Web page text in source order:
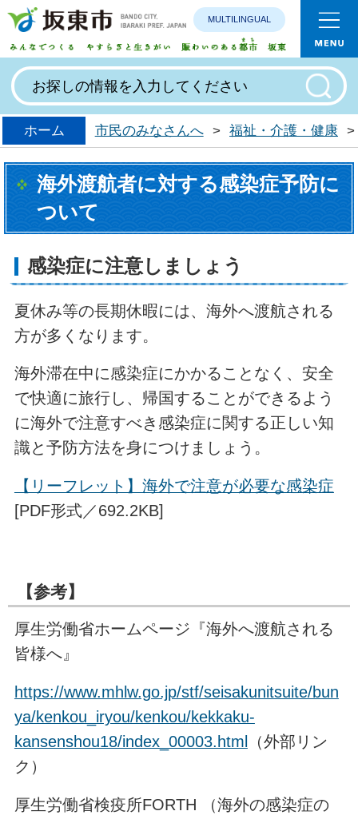
みんなで
MULTILINGUAL
ホーム 市民のみなさんへ > 福祉・介護・健康 >
海外渡航者に対する感染症予防に
ついて
感染症に注意しましょう
夏休み等の長期休暇には、海外へ渡航される
方が多くなります。
海外滞在中に感染症にかかることなく、安全
で快適に旅行し、帰国することができるよう
に海外で注意すべき感染症に関する正しい知
識と予防方法を身につけましょう。
【リーフレット】海外で注意が必要な感染症
[PDF形式／692.2KB]
【参考】
厚生労働省ホームページ『海外へ渡航される
皆様へ』
https://www.mhlw.go.jp/stf/seisakunitsuite/bun
ya/kenkou_iryou/kenkou/kekkaku-
kansenshou18/index_00003.html
（外部リン
ク）
厚生労働省検疫所FORTH （海外の感染症の